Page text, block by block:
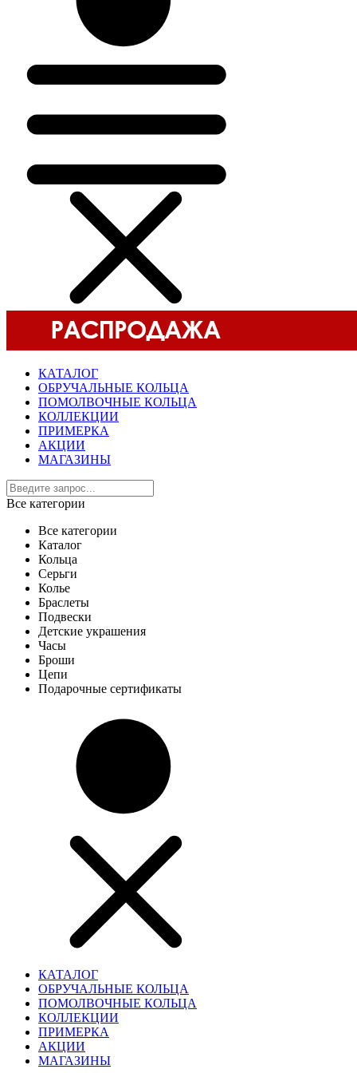
КАТАЛОГ
ОБРУЧАЛЬНЫЕ КОЛЬЦА
ПОМОЛВОЧНЫЕ КОЛЬЦА
КОЛЛЕКЦИИ
ПРИМЕРКА
АКЦИИ
МАГАЗИНЫ
Все категории
Все категории
Каталог
Кольца
Серьги
Колье
Браслеты
Подвески
Детские украшения
Часы
Броши
Цепи
Подарочные сертификаты
КАТАЛОГ
ОБРУЧАЛЬНЫЕ КОЛЬЦА
ПОМОЛВОЧНЫЕ КОЛЬЦА
КОЛЛЕКЦИИ
ПРИМЕРКА
АКЦИИ
МАГАЗИНЫ